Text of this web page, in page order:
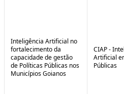
Inteligência Artificial no
fortalecimento da
capacidade de gestão
de Políticas Públicas nos
Municípios Goianos
CIAP -
Artificial
Públicas